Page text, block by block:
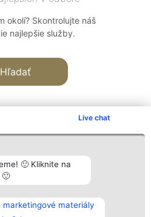
Live chat
🙂 Kliknite na
marketingové materiály
okolí? Skontrolujte náš
najlepšie služby.
Hľadať
Kontakt
Kontakt